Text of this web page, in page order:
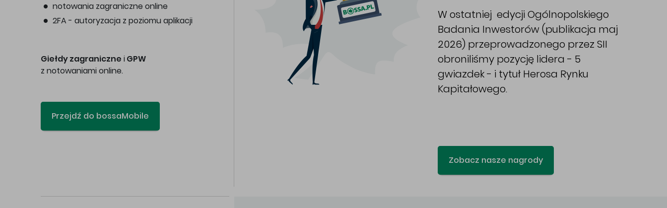
notowania zagraniczne online
2FA - autoryzacja z poziomu aplikacji
Giełdy zagraniczne i GPW
z notowaniami online.
Przejdź do bossaMobile
W ostatniej edycji Ogólnopolskiego
Badania Inwestorów (publikacja maj
2026) przeprowadzonego przez SII
obroniliśmy pozycję lidera - 5
gwiazdek - i tytuł Herosa Rynku
Kapitałowego.
Zobacz nasze nagrody